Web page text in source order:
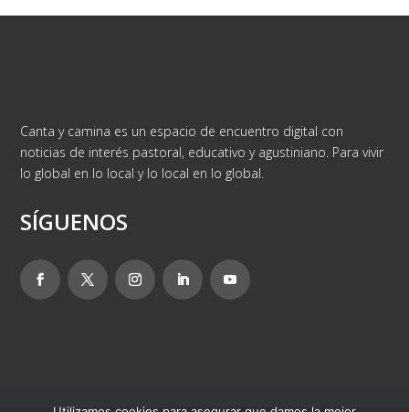
Canta y camina es un espacio de encuentro digital con
noticias de interés pastoral, educativo y agustiniano. Para vivir
lo global en lo local y lo local en lo global.
SÍGUENOS